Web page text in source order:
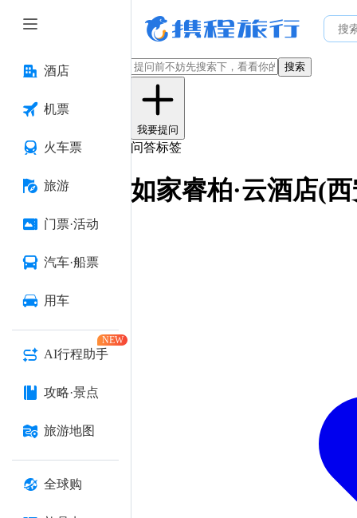
酒店
机票
火车票
旅游
门票·活动
汽车·船票
用车
AI行程助手
NEW
攻略·景点
旅游地图
全球购
搜索
我要提问
问答标签
如家睿柏·云酒店(